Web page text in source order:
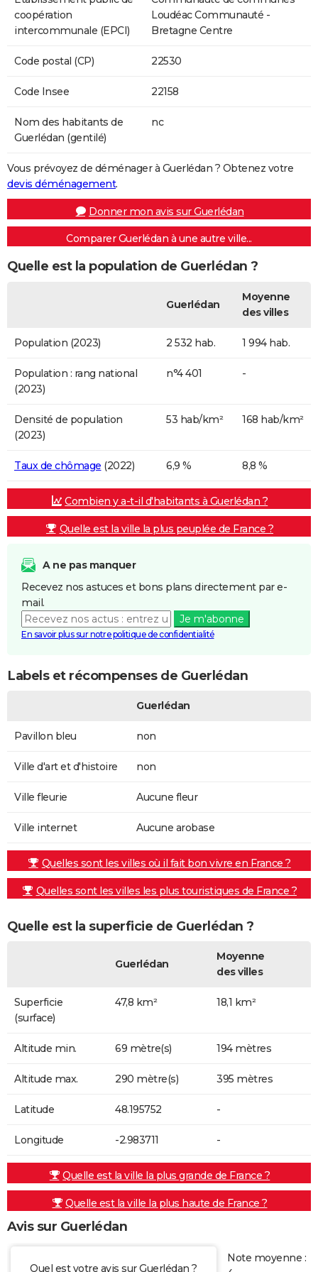
coopération
intercommunale (EPCI)
Loudéac Communauté -
Bretagne Centre
Code postal (CP) 22530
Code Insee 22158
Nom des habitants de
Guerlédan (gentilé)
nc
Vous prévoyez de déménager à Guerlédan ? Obtenez votre
devis déménagement.
Donner mon avis sur Guerlédan
Comparer Guerlédan à une autre ville...
Quelle est la population de Guerlédan ?
Guerlédan
Moyenne
des villes
Population (2023) 2 532 hab. 1 994 hab.
Population : rang national
(2023)
n°4 401 -
Densité de population
(2023)
53 hab/km² 168 hab/km²
Taux de chômage (2022) 6,9 % 8,8 %
Combien y a-t-il d'habitants à Guerlédan ?
Quelle est la ville la plus peuplée de France ?
A ne pas manquer
Recevez nos astuces et bons plans directement par e-
mail.
Je m'abonne
En savoir plus sur notre politique de confidentialité
Labels et récompenses de Guerlédan
Guerlédan
Pavillon bleu non
Ville d'art et d'histoire non
Ville fleurie Aucune fleur
Ville internet Aucune arobase
Quelles sont les villes où il fait bon vivre en France ?
Quelles sont les villes les plus touristiques de France ?
Quelle est la superficie de Guerlédan ?
Guerlédan
Moyenne
des villes
Superficie
(surface)
47,8 km² 18,1 km²
Altitude min. 69 mètre(s) 194 mètres
Altitude max. 290 mètre(s) 395 mètres
Latitude 48.195752 -
Longitude -2.983711 -
Quelle est la ville la plus grande de France ?
Quelle est la ville la plus haute de France ?
Avis sur Guerlédan
Quel est votre avis sur Guerlédan ?
Note moyenne :